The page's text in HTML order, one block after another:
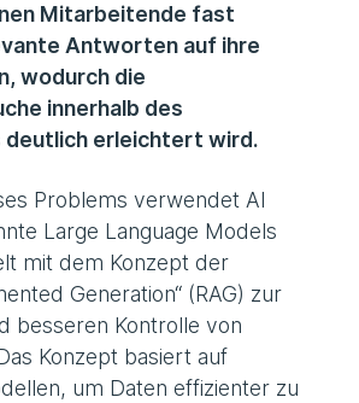
Mitarbeitende fast
Antworten auf ihre
wodurch die
innerhalb des
deutlich erleichtert wird.
Problems verwendet AI
Large Language Models
mit dem Konzept der
Generation“ (RAG) zur
besseren Kontrolle von
Konzept basiert auf
um Daten effizienter zu